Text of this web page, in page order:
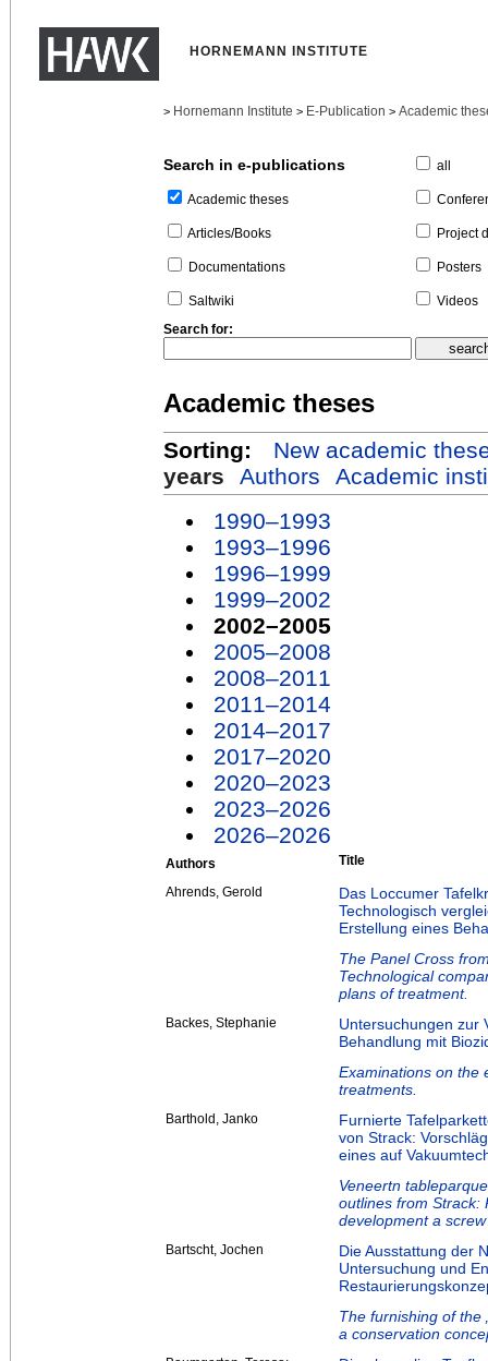
HORNEMANN INSTITUTE
> Hornemann Institute > E-Publication > Academic
Search in e-publications
Academic theses
Articles/Books
Documentations
Saltwiki
all
Project
Posters
Videos
Search for:
Academic theses
Sorting:
New academic
years
Authors
Academic
1990–1993
1993–1996
1996–1999
1999–2002
2002–2005
2005–2008
2008–2011
2011–2014
2014–2017
2017–2020
2020–2023
2023–2026
2026–2026
Authors Title
Ahrends, Gerold
Das Loccumer
Technologisch
Erstellung eines
The Panel Cross
Technological
plans of treatment.
Backes, Stephanie
Untersuchungen zur
Behandlung mit
Examinations on the
treatments.
Barthold, Janko
Furnierte
von Strack:
eines auf
Veneertn
outlines from Strack:
development a
Bartscht, Jochen
Die Ausstattung der
Untersuchung und
The furnishing of the
a conservation